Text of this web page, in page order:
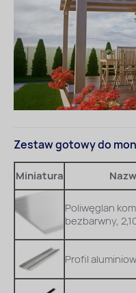
Zestaw gotowy do
Miniatura
Poliwęglan
bezbarwny,
Profil